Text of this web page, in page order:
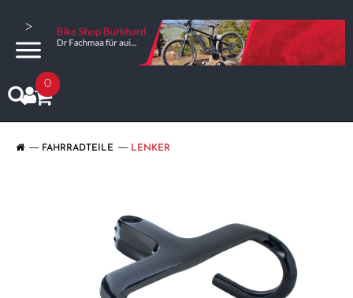
>
0
FAHRRADTEILE LENKER